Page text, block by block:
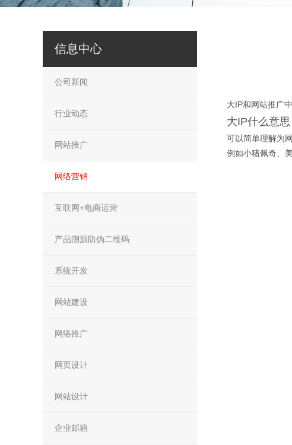
大IP和网站推广
大IP什么意思
可以简单理解为
例如小猪佩奇、
信息中心
公司新闻
行业动态
网站推广
网络营销
互联网+电商运营
产品溯源防伪二维码
系统开发
网站建设
网络推广
网页设计
网站设计
企业邮箱